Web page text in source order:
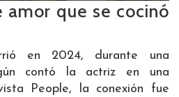
amor que se cocinó
en 2024, durante una
contó la actriz en una
People, la conexión fue